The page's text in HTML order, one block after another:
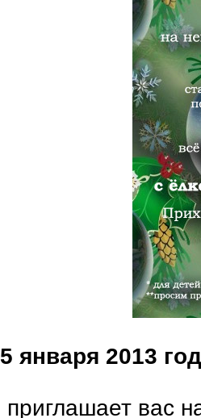
5 января 2013
приглашает вас